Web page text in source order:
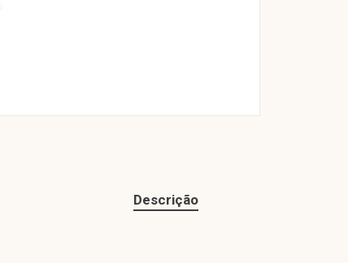
Descrição